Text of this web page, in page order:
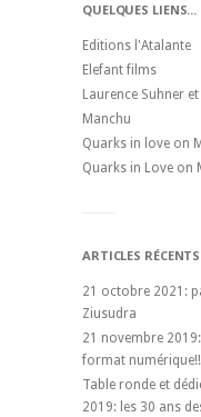
QUELQUES LIENS...
Editions l'Atalante
Elefant films
Laurence Suhner et
Manchu
Quarks in love on
Quarks in Love on
ARTICLES RÉCENTS
21 octobre 2021:
Ziusudra
21 novembre
format
Table ronde et
2019: les 30 ans